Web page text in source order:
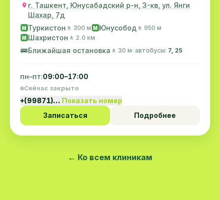
г. Ташкент, Юнусабадский р-н, 3-кв, ул. Янги
Шахар, 7д
M Туркистон 🚶 300 м M Юнусобод 🚶 950 м
M Шахристон 🚶 2.0 км
🚌Ближайшая остановка 🚶 30 м· автобусы: 7, 25
пн–пт:09:00–17:00
Сейчас закрыто
+(99871)… Показать номер
Записаться
Подробнее
← Ко всем клиникам